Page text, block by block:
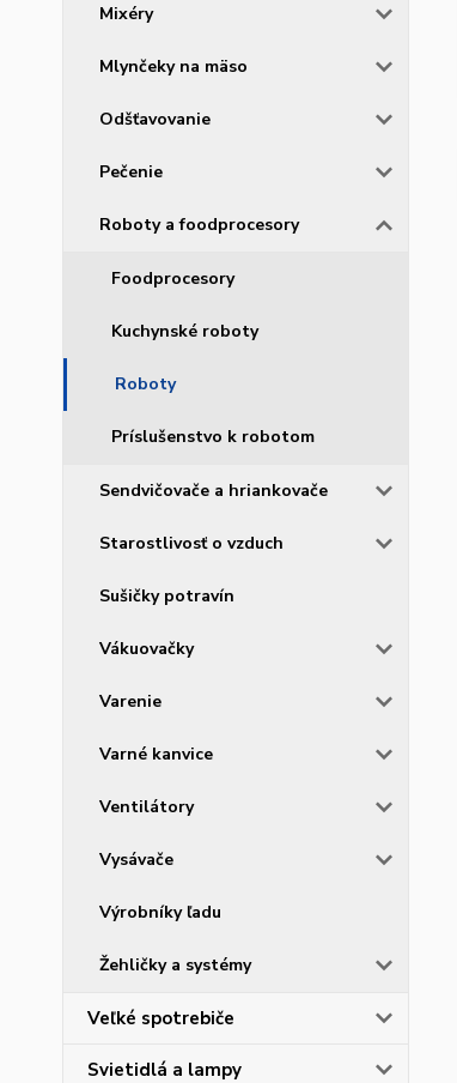
Mixéry
Mlynčeky na mäso
Odšťavovanie
Pečenie
Roboty a foodprocesory
Foodprocesory
Kuchynské roboty
Roboty
Príslušenstvo k robotom
Sendvičovače a hriankovače
Starostlivosť o vzduch
Sušičky potravín
Vákuovačky
Varenie
Varné kanvice
Ventilátory
Vysávače
Výrobníky ľadu
Žehličky a systémy
Veľké spotrebiče
Svietidlá a lampy